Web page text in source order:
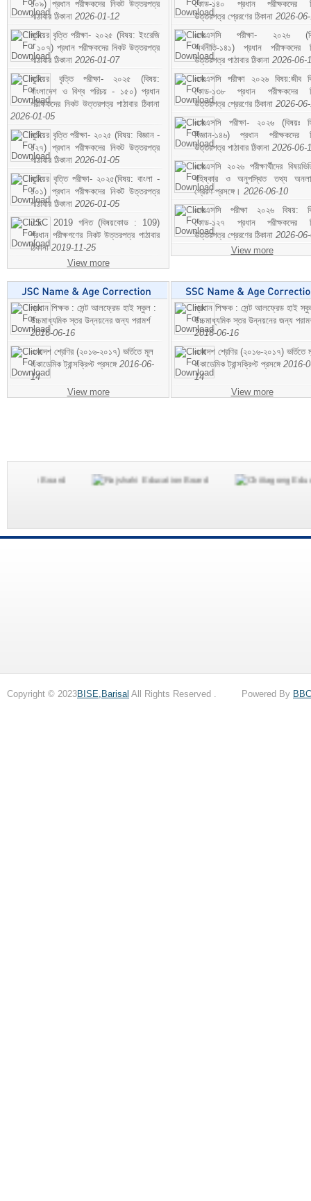
১০৯) প্রধান পরীক্ষকদের নিকট উত্তরপত্র
পাঠাবার ঠিকানা 2026-01-12
জুনিয়র বৃত্তি পরীক্ষা- ২০২৫ (বিষয়: ইংরেজি
- ১০৭) প্রধান পরীক্ষকদের নিকট উত্তরপত্র
পাঠাবার ঠিকানা 2026-01-07
জুনিয়র বৃত্তি পরীক্ষা- ২০২৫ (বিষয়:
বাংলাদেশ ও বিশ্ব পরিচয় - ১৫০) প্রধান
পরীক্ষকদের নিকট উত্তরপত্র পাঠাবার ঠিকানা
2026-01-05
জুনিয়র বৃত্তি পরীক্ষা- ২০২৫ (বিষয়: বিজ্ঞান -
১২৭) প্রধান পরীক্ষকদের নিকট উত্তরপত্র
পাঠাবার ঠিকানা 2026-01-05
জুনিয়র বৃত্তি পরীক্ষা- ২০২৫(বিষয়: বাংলা -
১০১) প্রধান পরীক্ষকদের নিকট উত্তরপত্র
পাঠাবার ঠিকানা 2026-01-05
JSC 2019 গনিত (বিষয়কোড : 109)
প্রধান পরীক্ষগণের নিকট উত্তরপত্র পাঠাবার
ঠিকানা2019-11-25
View more
কোড-১৪০ প্রধান পরীক্ষকদের
উত্তরপত্র প্রেরণের ঠিকানা 2026-
এসএসসি পরীক্ষা- ২০২৬
অর্থনীতি-১৪১) প্রধান পরীক্ষকদের
উত্তরপত্র পাঠাবার ঠিকানা 2026-06-
এসএসসি পরীক্ষা ২০২৬ বিষয়:জীব
কোড-১৩৮ প্রধান পরীক্ষকদের
উত্তরপত্র প্রেরণের ঠিকানা 2026-
এসএসসি পরীক্ষা- ২০২৬ (বিষয়ঃ
বিজ্ঞান-১৪৬) প্রধান পরীক্ষকদের
উত্তরপত্র পাঠাবার ঠিকানা 2026-06-
এসএসসি ২০২৬ পরীক্ষার্থীদের
বহিষ্কার ও অনুপস্থিত তথ্য
প্রেরণ প্রসঙ্গে। 2026-06-10
এসএসসি পরীক্ষা ২০২৬ বিষয়:
কোড-১২৭ প্রধান পরীক্ষকদের
উত্তরপত্র প্রেরণের ঠিকানা 2026-
View more
প্রধান শিক্ষক : সেন্ট আলফ্রেড হাই স্কুল :
উচ্চমাধ্যমিক স্তর উন্নয়নের জন্য পরামর্শ
2016-06-16
একাদশ শ্রেণির (২০১৬-২০১৭) ভর্তিতে মূল
একাডেমিক ট্রান্সক্রিপ্ট প্রসঙ্গে 2016-06-
14
View more
প্রধান শিক্ষক : সেন্ট আলফ্রেড হাই
উচ্চমাধ্যমিক স্তর উন্নয়নের জন্য
2016-06-16
একাদশ শ্রেণির (২০১৬-২০১৭) ভর্তিতে
একাডেমিক ট্রান্সক্রিপ্ট প্রসঙ্গে 2016-
14
View more
Copyright © 2023BISE,Barisal All Rights Reserved . Powered By